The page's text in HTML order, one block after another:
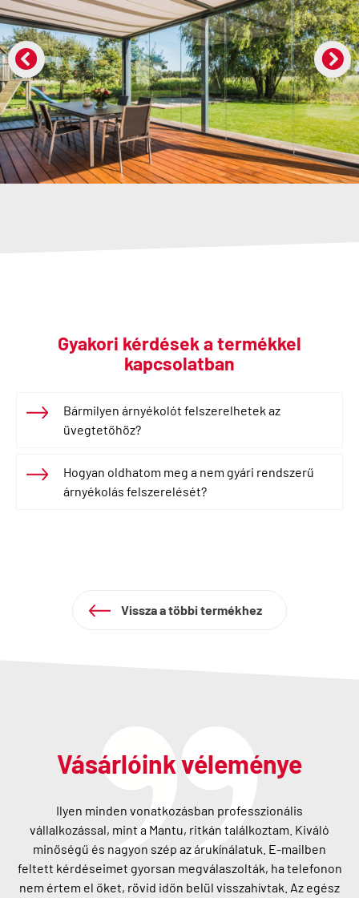
Gyakori kérdések a termékkel
kapcsolatban
Bármilyen árnyékolót felszerelhetek az
üvegtetőhöz?
Hogyan oldhatom meg a nem gyári rendszerű
árnyékolás felszerelését?
Vissza a többi termékhez
Vásárlóink véleménye
Ilyen minden vonatkozásban professzionális
vállalkozással, mint a Mantu, ritkán találkoztam. Kiváló
minőségű és nagyon szép az árukínálatuk. E-mailben
feltett kérdéseimet gyorsan megválaszolták, ha telefonon
nem értem el őket, rövid időn belül visszahívtak. Az egész